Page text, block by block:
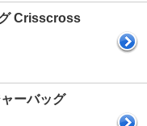
Crisscross
ーバッグ